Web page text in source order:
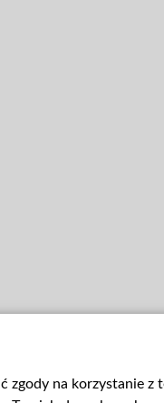
zgody na korzystanie